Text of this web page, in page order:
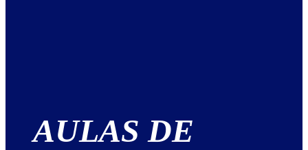
AULAS DE